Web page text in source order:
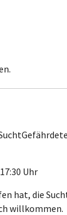
Uhr
hat, die
willkommen.